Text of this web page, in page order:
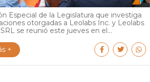
Especial de la Legislatura que investiga
otorgadas a Leolabs Inc. y Leolabs
se reunió este jueves en el...
+